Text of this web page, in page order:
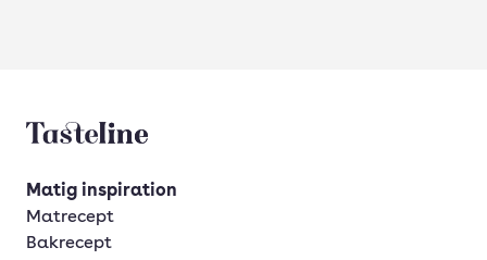
Tasteline startsida
Matig inspiration
Matrecept
Bakrecept